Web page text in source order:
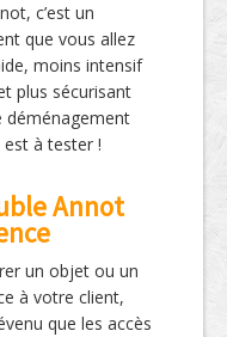
c’est un
que vous allez
moins intensif
plus sécurisant
déménagement
est à tester !
Annot
un objet ou un
à votre client,
que les accès